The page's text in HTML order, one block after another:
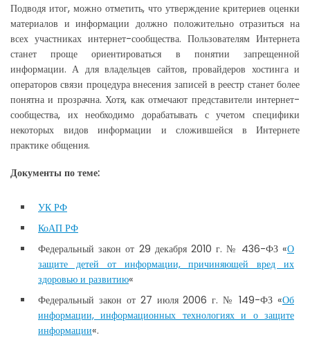
Подводя итог, можно отметить, что утверждение критериев оценки
материалов и информации должно положительно отразиться на
всех участниках интернет-сообщества. Пользователям Интернета
станет проще ориентироваться в понятии запрещенной
информации. А для владельцев сайтов, провайдеров хостинга и
операторов связи процедура внесения записей в реестр станет более
понятна и прозрачна. Хотя, как отмечают представители интернет-
сообщества, их необходимо дорабатывать с учетом специфики
некоторых видов информации и сложившейся в Интернете
практике общения.
Документы по теме:
УК РФ
КоАП РФ
Федеральный закон от 29 декабря 2010 г. № 436-ФЗ «О
защите детей от информации, причиняющей вред их
здоровью и развитию«
Федеральный закон от 27 июля 2006 г. № 149-ФЗ «Об
информации, информационных технологиях и о защите
информации«.